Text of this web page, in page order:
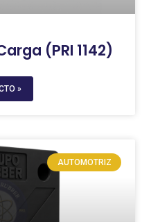
(PRI 1142)
»
AUTOMOTRIZ